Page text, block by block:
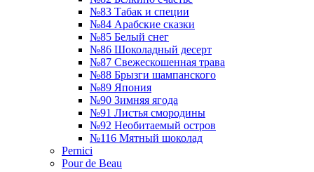
№83 Табак и специи
№84 Арабские сказки
№85 Белый снег
№86 Шоколадный десерт
№87 Свежескошенная трава
№88 Брызги шампанского
№89 Япония
№90 Зимняя ягода
№91 Листья смородины
№92 Необитаемый остров
№116 Мятный шоколад
Pernici
Pour de Beau